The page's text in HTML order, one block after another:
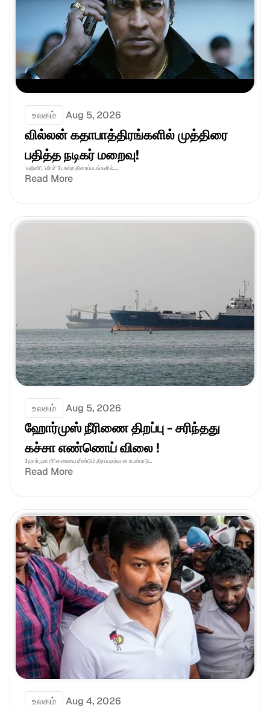
உலகம் Aug 5, 2026
வில்லன் கதாபாத்திரங்களில் முத்திரை
பதித்த நடிகர் மறைவு!
‘கஜினி’, ‘வீரம்’ போன்ற திரைப்படங்களில்....
Read More
உலகம் Aug 5, 2026
ஹோர்முஸ் நீரிணை திறப்பு - சரிந்தது
கச்சா எண்ணெய் விலை !
ஹோர்முஸ் நீரிணையை மீண்டும் திறப்பதற்கான உடன்பாடு...
Read More
உலகம் Aug 4, 2026